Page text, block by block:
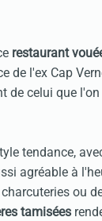
restaurant
de l'ex Cap
de celui que
tendance,
agréable à
ou
tamisées